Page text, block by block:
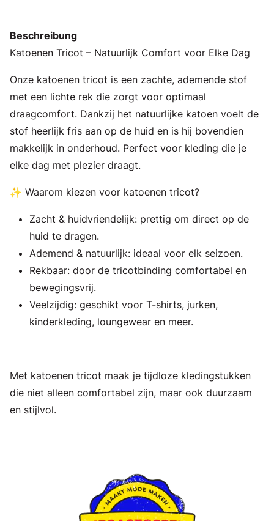
Beschreibung
Katoenen Tricot – Natuurlijk Comfort voor Elke Dag
Onze katoenen tricot is een zachte, ademende stof
met een lichte rek die zorgt voor optimaal
draagcomfort. Dankzij het natuurlijke katoen voelt de
stof heerlijk fris aan op de huid en is hij bovendien
makkelijk in onderhoud. Perfect voor kleding die je
elke dag met plezier draagt.
✨ Waarom kiezen voor katoenen tricot?
Zacht & huidvriendelijk: prettig om direct op de
huid te dragen.
Ademend & natuurlijk: ideaal voor elk seizoen.
Rekbaar: door de tricotbinding comfortabel en
bewegingsvrij.
Veelzijdig: geschikt voor T-shirts, jurken,
kinderkleding, loungewear en meer.
Met katoenen tricot maak je tijdloze kledingstukken
die niet alleen comfortabel zijn, maar ook duurzaam
en stijlvol.